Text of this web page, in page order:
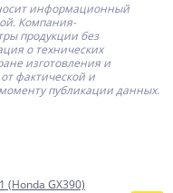
информационный
Компания-
продукции без
о технических
изготовления и
фактической и
публикации данных.
(Honda GX390)